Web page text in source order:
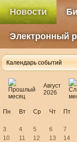
Новости
Электронный
Календарь событий
Август
2026
Пн Вт Ср Чт Пт
3
4 5 6 7
10
11 12 13 14